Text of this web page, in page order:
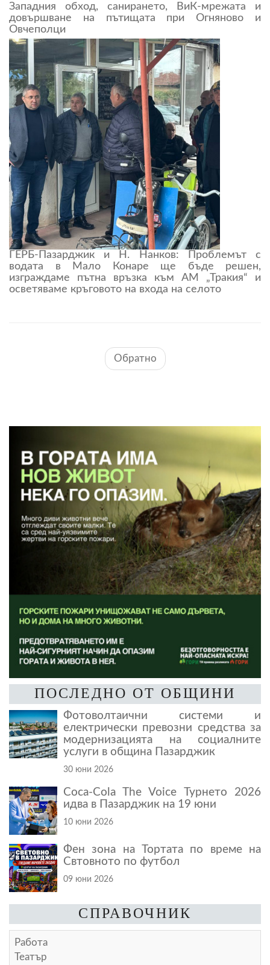
Западния обход, санирането, ВиК-мрежата и
довършване на пътищата при Огняново и
Овчеполци
ГЕРБ-Пазарджик и Н. Нанков: Проблемът с
водата в Мало Конаре ще бъде решен,
изграждаме пътна връзка към АМ „Тракия“ и
осветяваме кръговото на входа на селото
Обратно
ПОСЛЕДНО ОТ ОБЩИНИ
Фотоволтаични системи и
електрически превозни средства за
модернизацията на социалните
услуги в община Пазарджик
30 юни 2026
Coca-Cola The Voice Турнето 2026
идва в Пазарджик на 19 юни
10 юни 2026
Фен зона на Тортата по време на
Свтовното по футбол
09 юни 2026
СПРАВОЧНИК
Работа
Театър